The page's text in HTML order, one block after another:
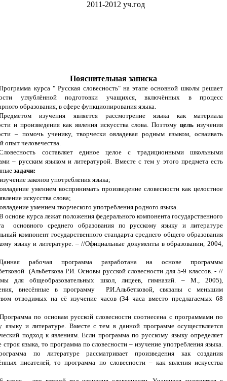
2011-2012 уч.год
Пояснительная записка
курса " Русская словесность" на этапе основной школы решает
углублённой подготовки учащихся, включённых в процесс
образования, в сфере функционирования языка.
изучения является рассмотрение языка как материала
и произведения как явления искусства слова. Поэтомуцель изучения
– помочь ученику, творчески овладевая родным языком, осваивать
опыт человечества.
составляет единое целое с традиционными школьными
– русским языком и литературой. Вместе с тем у этого предмета есть
задачи:
изучение законов употребления языка;
овладение умением воспринимать произведение словесности как целостное
явление искусства слова;
овладение умением творческого употребления родного языка.
основе курса лежат положения федерального компонента государственного
основного среднего образования по русскому языку и литературе
компонент государственного стандарта среднего общего образования
языку и литературе. – //Официальные документы в образовании, 2004,
рабочая программа разработана на основе программы
(Альбеткова Р.И. Основы русской словесности для 5-9 классов. - //
для общеобразовательных школ, лицеев, гимназий. – М., 2005),
внесённые в программу Р.И.Альбетковой, связаны с меньшим
отводимых на её изучение часов (34 часа вместо предлагаемых 68
Программа по основам русской словесности соотнесена с программами по
языку и литературе. Вместе с тем в данной программе осуществляется
подход к явлениям. Если программа по русскому языку определяет
строя языка, то программа по словесности – изучение употребления языка.
по литературе рассматривает произведения как создания
писателей, то программа по словесности – как явления искусства